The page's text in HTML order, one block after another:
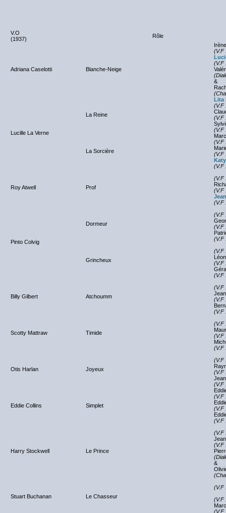
V.O
(1937)
Rôle
Adriana Caselotti Blanche-Neige
(V.F
(V.F
&
Lucille La Verne
La Reine
Lita
(V.F
(V.F
(V.F
La Sorcière
(V.F
(V.F
(V.F
Roy Atwell Prof
(V.F
(V.F
(V.F
Pinto Colvig
Dormeur
(V.F
(V.F
(V.F
Grincheux
(V.F
(V.F
(V.F
Billy Gilbert Atchoumm
(V.F
(V.F
(V.F
Scotty Mattraw Timide
(V.F
(V.F
(V.F
Otis Harlan Joyeux
(V.F
(V.F
(V.F
Eddie Collins Simplet
(V.F
(V.F
(V.F
Harry Stockwell Le Prince
(V.F
(V.F
&
Stuart Buchanan Le Chasseur
(V.F
(V.F
(V.F